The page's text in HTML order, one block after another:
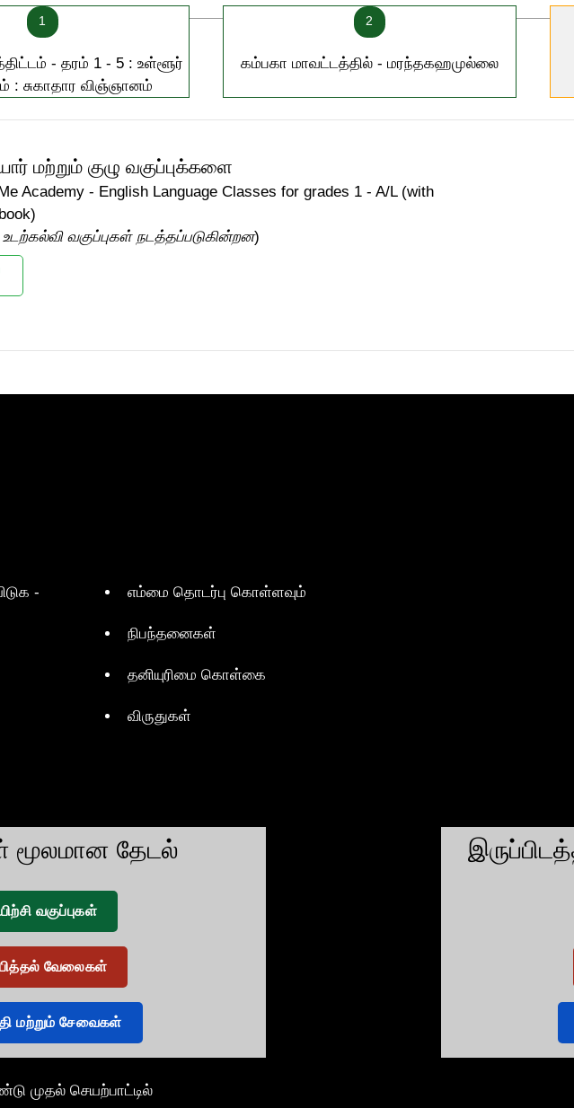
1
- தரம் 1 - 5 : உள்ளூர்
: சுகாதார விஞ்ஞானம்
2
கம்பகா மாவட்டத்தில் - மரந்தகஹமுல்லை
மற்றும் குழு வகுப்புக்களை
Academy - English Language Classes for grades 1 - A/L (with
வகுப்புகள் நடத்தப்படுகின்றன)
-
எம்மை தொடர்பு கொள்ளவும்
நிபந்தனைகள்
தனியுரிமை கொள்கை
விருதுகள்
தேடல்
வகுப்புகள்
வேலைகள்
மற்றும் சேவைகள்
முதல் செயற்பாட்டில்